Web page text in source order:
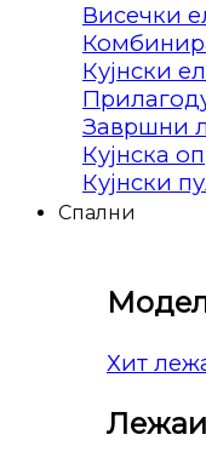
Висечки
Кујнски
Завршни
Кујнска
Кујнски
Спални
Хит